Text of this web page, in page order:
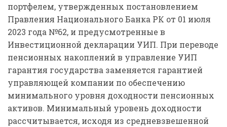
портфелем, утвержденных постановлением
Правления Национального Банка РК от 01 июля
2023 года №62, и предусмотренные в
Инвестиционной декларации УИП. При переводе
пенсионных накоплений в управление УИП
гарантия государства заменяется гарантией
управляющей компании по обеспечению
минимального уровня доходности пенсионных
активов. Минимальный уровень доходности
рассчитывается, исходя из средневзвешенной